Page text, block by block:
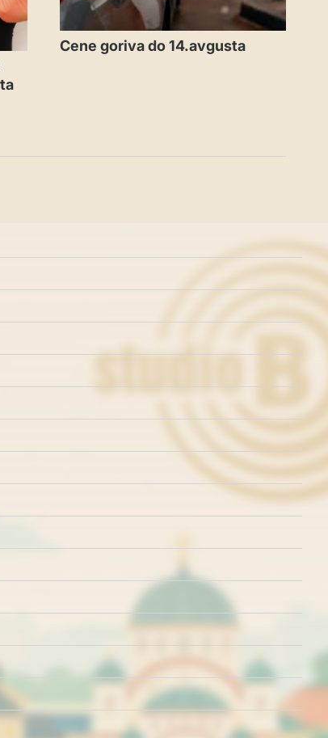
Cene goriva do 14.avgusta